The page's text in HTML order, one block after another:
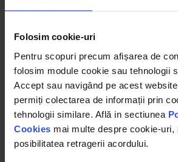
Folosim cookie-uri
Pentru scopuri precum afișarea de
folosim module cookie sau tehnologii
Accept sau navigând pe acest
permiți colectarea de informații prin
tehnologii similare. Află in sectiunea
Cookies mai multe despre cookie-
posibilitatea retragerii acordului.
definește peisajul urban și rural.Cu
dincolo de imaginea
Citeşte Mai Mult »